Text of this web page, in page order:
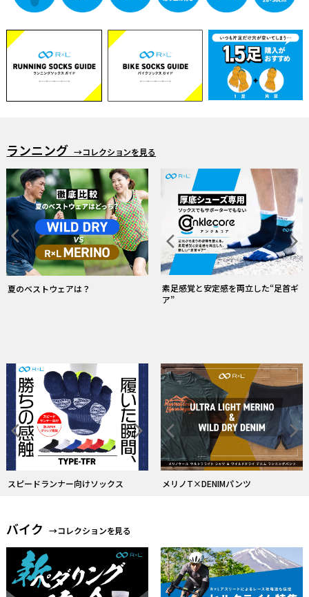
ランニング →コレクションを見る
「RUN✕DINIM」 デニムなのに走れる 雨の日ウェア・ソックス特集
常にドライ！和紙糸ソックス
ストレスフリーな履心地のタイツ
バイク →コレクションを見る
R×L バイクソックスのフラッグシッ
プモデル
乗鞍ヒルクライム必勝法も伝授！